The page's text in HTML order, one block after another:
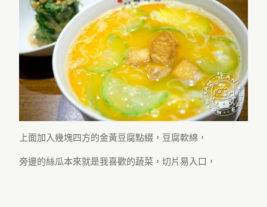
上面加入幾塊四方的金黃豆腐點綴，豆腐軟綿，
旁邊的絲瓜本來就是我喜歡的蔬菜，切片易入口，